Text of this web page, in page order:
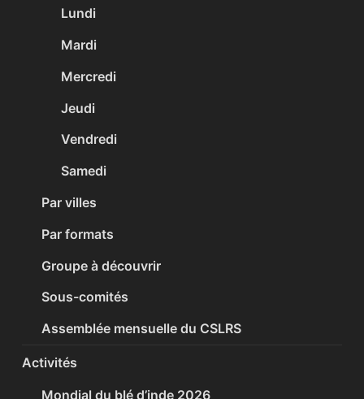
Lundi
Mardi
Mercredi
Jeudi
Vendredi
Samedi
Par villes
Par formats
Groupe à découvrir
Sous-comités
Assemblée mensuelle du CSLRS
Activités
Mondial du blé d’inde 2026